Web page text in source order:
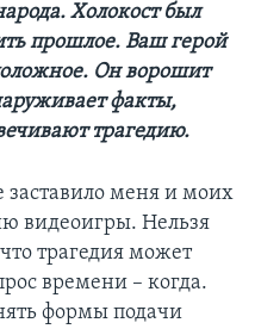
Холокост был
прошлое. Ваш герой
Он ворошит
факты,
трагедию.
заставило меня и моих
видеоигры. Нельзя
трагедия может
времени – когда.
формы подачи